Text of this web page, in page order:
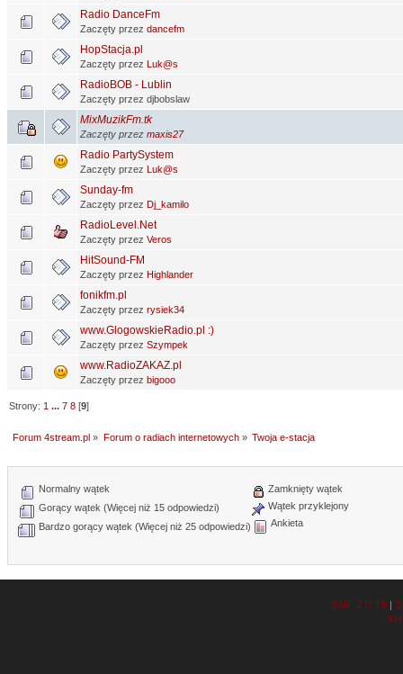
Radio DanceFm
Zaczęty przez dancefm
HopStacja.pl
Zaczęty przez Luk@s
RadioBOB - Lublin
Zaczęty przez djbobslaw
MixMuzikFm.tk
Zaczęty przez maxis27
Radio PartySystem
Zaczęty przez Luk@s
Sunday-fm
Zaczęty przez Dj_kamilo
RadioLevel.Net
Zaczęty przez Veros
HitSound-FM
Zaczęty przez Highlander
fonikfm.pl
Zaczęty przez rysiek34
www.GlogowskieRadio.pl :)
Zaczęty przez Szympek
www.RadioZAKAZ.pl
Zaczęty przez bigooo
Strony: 1 ...7 8 [9]
Forum 4stream.pl » Forum o radiach internetowych» Twoja e-stacja
Normalny wątek
Gorący wątek (Więcej niż 15 odpowiedzi)
Bardzo gorący wątek (Więcej niż 25 odpowiedzi)
Zamknięty wątek
Wątek przyklejony
Ankieta
SMF 2.0.19 |